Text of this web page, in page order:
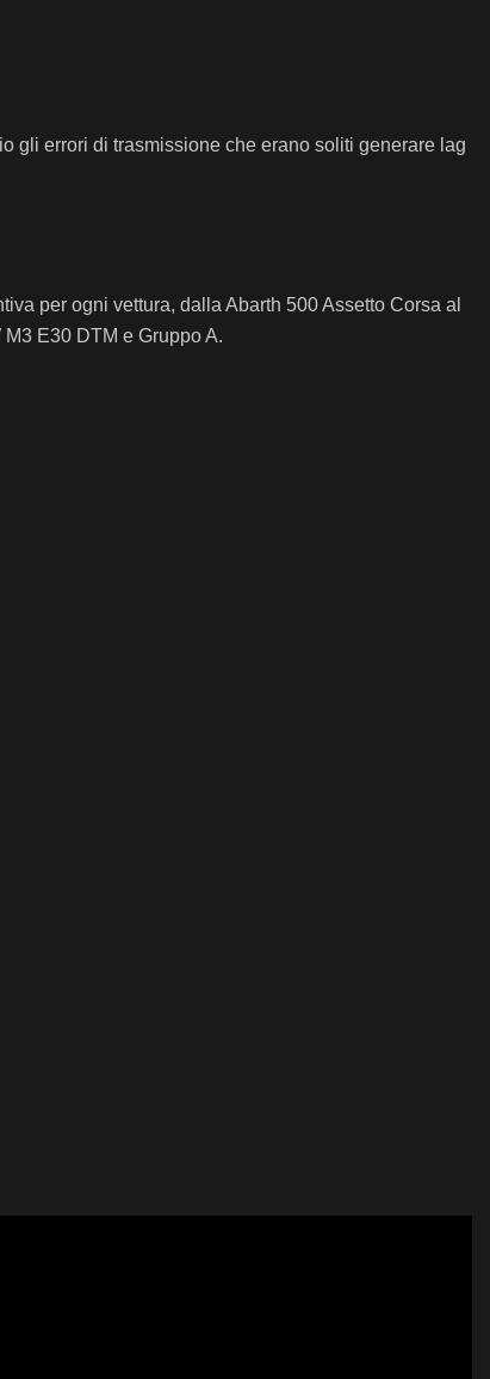
gli errori di trasmissione che erano soliti generare lag
per ogni vettura, dalla Abarth 500 Assetto Corsa al
E30 DTM e Gruppo A.